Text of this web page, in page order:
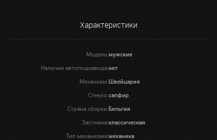
Характеристики
Модель:мужские
Наличие автоподзавода:нет
Механизм:Швейцария
Стекло:сапфир
Страна сборки:Бельгия
Застежка:классическая
Тип механизма:механика